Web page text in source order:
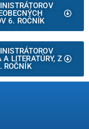
6. ROČNÍK
LITERATÚRY, Z
ROČNÍK